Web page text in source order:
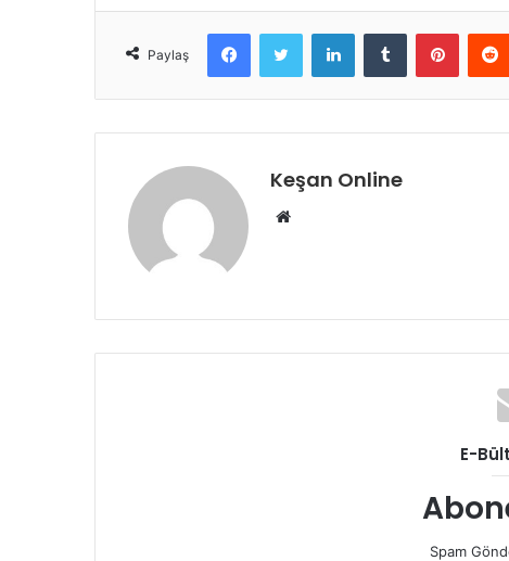
Paylaş
FacebookTwitter LinkedInTumblr
Keşan Online
Web
E-
Spam